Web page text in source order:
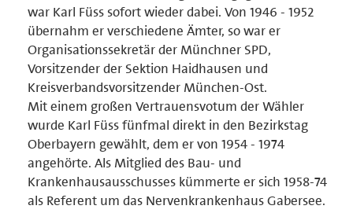
war Karl Füss sofort wieder dabei. Von 1946 - 1952
übernahm er verschiedene Ämter, so war er
Organisationssekretär der Münchner SPD,
Vorsitzender der Sektion Haidhausen und
Kreisverbandsvorsitzender München-Ost.
Mit einem großen Vertrauensvotum der Wähler
wurde Karl Füss fünfmal direkt in den Bezirkstag
Oberbayern gewählt, dem er von 1954 - 1974
angehörte. Als Mitglied des Bau- und
Krankenhausausschusses kümmerte er sich 1958-74
als Referent um das Nervenkrankenhaus Gabersee.